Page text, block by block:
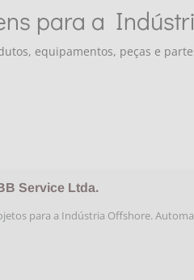
para a
equipamentos, peças e
Service Ltda.
para a Indústria Offshore.